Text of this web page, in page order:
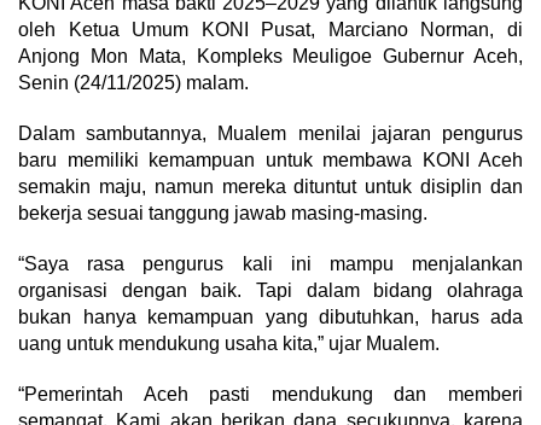
oleh Ketua Umum KONI Pusat, Marciano Norman, di
Anjong Mon Mata, Kompleks Meuligoe Gubernur Aceh,
Senin (24/11/2025) malam.
Dalam sambutannya, Mualem menilai jajaran pengurus
baru memiliki kemampuan untuk membawa KONI Aceh
semakin maju, namun mereka dituntut untuk disiplin dan
bekerja sesuai tanggung jawab masing-masing.
“Saya rasa pengurus kali ini mampu menjalankan
organisasi dengan baik. Tapi dalam bidang olahraga
bukan hanya kemampuan yang dibutuhkan, harus ada
uang untuk mendukung usaha kita,” ujar Mualem.
“Pemerintah Aceh pasti mendukung dan memberi
semangat. Kami akan berikan dana secukupnya, karena